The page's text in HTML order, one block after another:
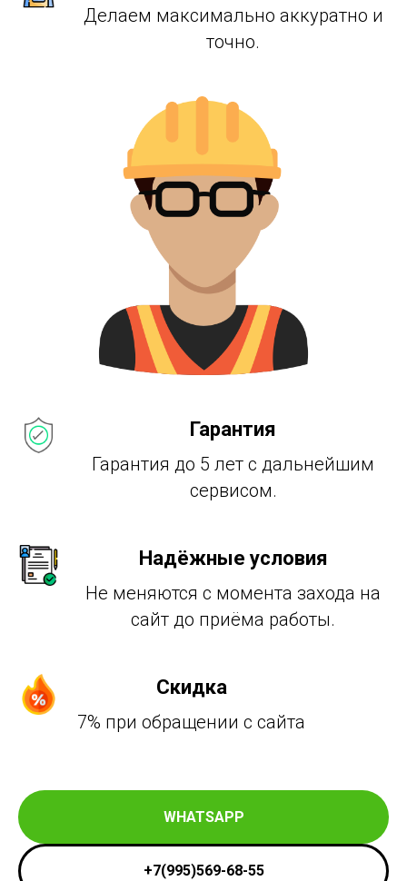
Делаем максимально аккуратно и
точно.
Гарантия
Гарантия до 5 лет с дальнейшим
сервисом.
Надёжные условия
Не меняются с момента захода на
сайт до приёма работы.
Скидка
7% при обращении с сайта
WHATSAPP
+7(995)569-68-55